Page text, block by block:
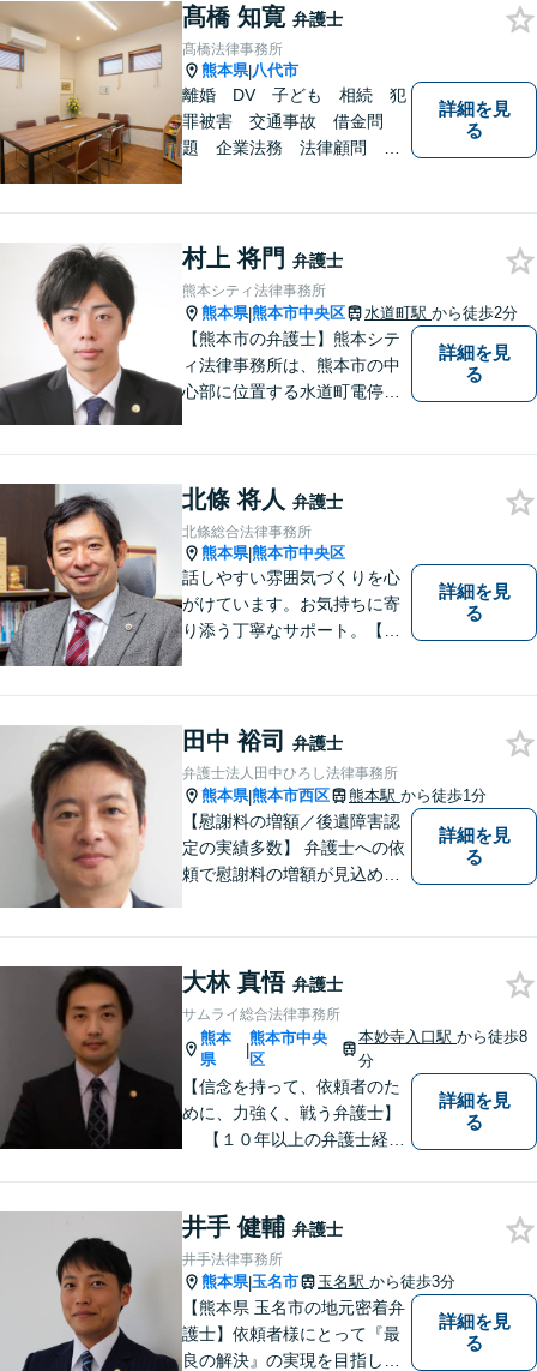
ださい。【熊本市中心部】地
域に密着した町医者みたいな
弁護士です。
髙橋 知寛 弁護士
髙橋法律事務所
熊本県|八代市
離婚 DV 子ども 相続 犯
罪被害 交通事故 借金問
題 企業法務 法律顧問
詳細を見
る
村上 将門 弁護士
熊本シティ法律事務所
熊本県|熊本市中央区 水道町駅 から徒歩2分
【熊本市の弁護士】熊本シテ
ィ法律事務所は、熊本市の中
心部に位置する水道町電停よ
す。
詳細を見
る
北條 将人 弁護士
北條総合法律事務所
熊本県|熊本市中央区
話しやすい雰囲気づくりを心
がけています。お気持ちに寄
り添う丁寧なサポート。【借
ート。企業からのご相談も承
ります【交通事故】弁護士費
用特約の利用可【夜間・休日
面談可】
詳細を見
る
田中 裕司 弁護士
弁護士法人田中ひろし法律事務所
熊本県|熊本市西区 熊本駅 から徒歩1分
【慰謝料の増額／後遺障害認
定の実績多数】 弁護士への依
頼で慰謝料の増額が見込めま
ノウハウ多数】相続手続きか
ら遺言書までトータルサポー
ト【JR熊本駅から徒歩1分】
詳細を見
る
大林 真悟 弁護士
サムライ総合法律事務所
熊本
県
|
熊本市中央
区
本妙寺入口駅から徒歩8
分
【信念を持って、依頼者のた
めに、力強く、戦う弁護士】
【１０年以上の弁護士経
護の３つの分野に力を注ぐ弁
護士】
詳細を見
る
井手 健輔 弁護士
井手法律事務所
熊本県|玉名市 玉名駅 から徒歩3分
【熊本県 玉名市の地元密着弁
護士】依頼者様にとって『最
良の解決』の実現を目指しま
詳細を見
る